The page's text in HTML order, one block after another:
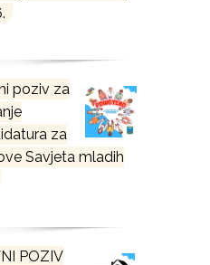
poziv za
za
Savjeta mladih
POZIV